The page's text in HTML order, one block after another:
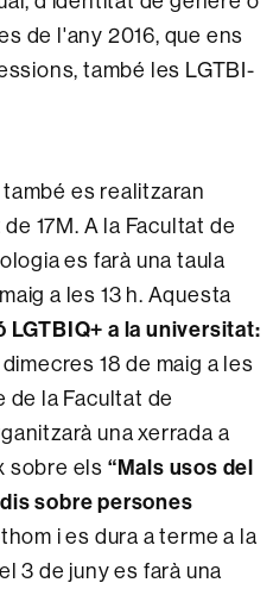
de l'any 2016, que ens
també les LGTBI-
es realitzaran
17M. A la Facultat de
es farà una taula
a les 13 h. Aquesta
LGTBIQ+ a la universitat:
18 de maig a les
de la Facultat de
una xerrada a
sobre els “Mals usos del
sobre persones
i es dura a terme a la
3 de juny es farà una